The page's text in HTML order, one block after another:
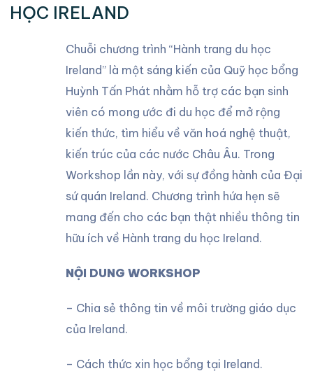
HỌC IRELAND
Chuỗi chương trình “Hành trang du học
Ireland” là một sáng kiến của Quỹ học bổng
Huỳnh Tấn Phát nhằm hỗ trợ các bạn sinh
viên có mong ước đi du học để mở rộng
kiến thức, tìm hiểu về văn hoá nghệ thuật,
kiến trúc của các nước Châu Âu. Trong
Workshop lần này, với sự đồng hành của Đại
sứ quán Ireland. Chương trình hứa hẹn sẽ
mang đến cho các bạn thật nhiều thông tin
hữu ích về Hành trang du học Ireland.
NỘI DUNG WORKSHOP
– Chia sẻ thông tin về môi trường giáo dục
của Ireland.
– Cách thức xin học bổng tại Ireland.